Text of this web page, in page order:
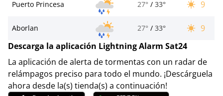
Puerto Princesa
27° / 33° 9
Aborlan 27° / 33°
9
Descarga la aplicación Lightning Alarm Sat24
La aplicación de alerta de tormentas con un radar de
relámpagos preciso para todo el mundo. ¡Descárguela
ahora desde la(s) tienda(s) a continuación!